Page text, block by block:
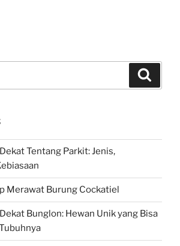
Tentang Parkit: Jenis,
Merawat Burung Cockatiel
Bunglon: Hewan Unik yang Bisa